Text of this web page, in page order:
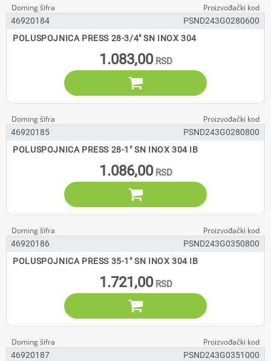
46920184
PSND243G0280600
POLUSPOJNICA PRESS 28-3/4" SN INOX 304
1.083,00

46920185
PSND243G0280800
POLUSPOJNICA PRESS 28-1" SN INOX 304 IB
1.086,00

46920186
PSND243G0350800
POLUSPOJNICA PRESS 35-1" SN INOX 304 IB
1.721,00

46920187 PSND243G0351000